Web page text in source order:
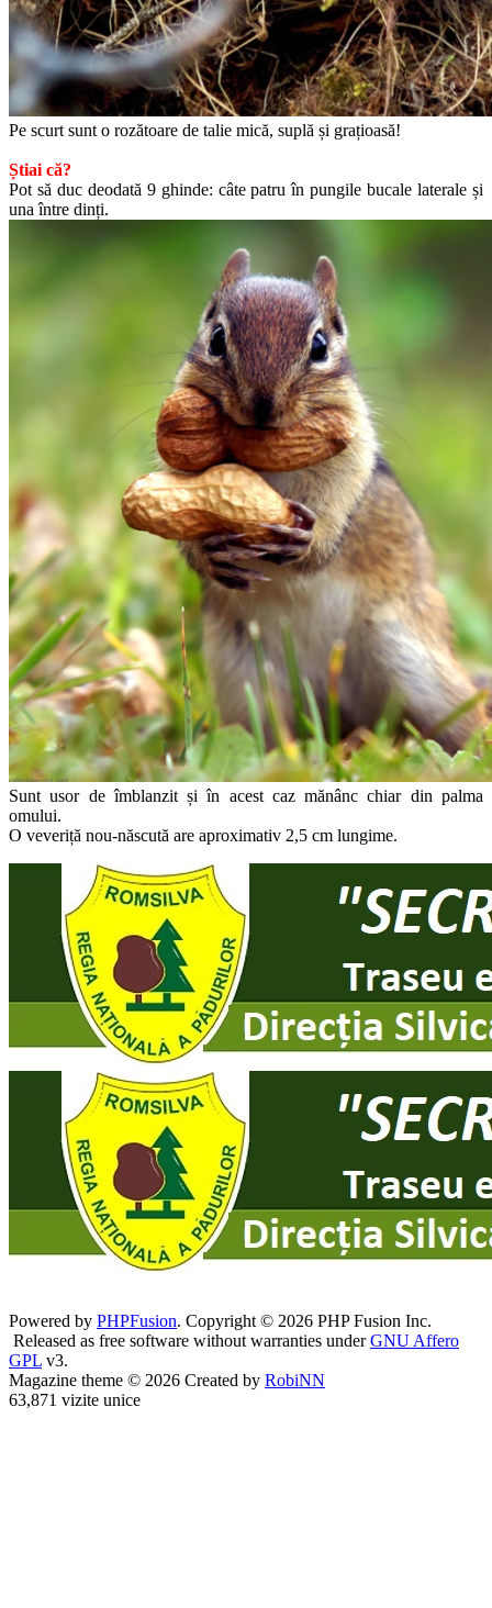
Pe scurt sunt o rozătoare de talie mică, suplă și grațioasă!
Știai că?
Pot să duc deodată 9 ghinde: câte patru în pungile bucale laterale și
una între dinți.
Sunt usor de îmblanzit și în acest caz mănânc chiar din palma
omului.
O veveriță nou-născută are aproximativ 2,5 cm lungime.
Powered by PHPFusion. Copyright © 2026 PHP Fusion Inc.
Released as free software without warranties underGNU Affero
GPL v3.
Magazine theme © 2026 Created by RobiNN
63,871 vizite unice